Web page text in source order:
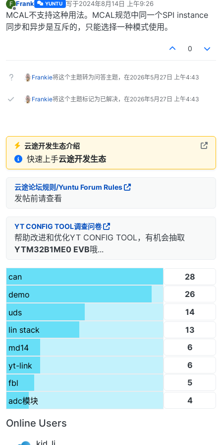
F
离线
Frank YUNTU 写于2024年8月14日 上午9:26
最后由 编辑
MCAL不支持这种用法。MCAL规范中同一个SPI instance
同步和异步是互斥的，只能选择一种模式使用。
0
Frankie将这个主题转为问答主题，在2026年5月27日 上午4:43
Frankie将这个主题标记为已解决，在2026年5月27日 上午4:43
云途开发生态介绍
快速上手云途开发生态
云途论坛规则/Yuntu Forum Rules
发帖前请查看
YT CONFIG TOOL调查问卷
帮助改进和优化YT CONFIG TOOL，有机会抽取
YTM32B1ME0 EVB哦...
can
28
demo
26
uds
14
lin stack
13
md14
6
yt-link
6
fbl
5
adc模块
4
Online Users